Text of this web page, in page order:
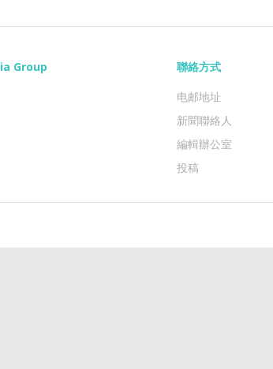
Group
聯絡方式
电邮地址
新聞聯絡人
編輯辦公室
投稿